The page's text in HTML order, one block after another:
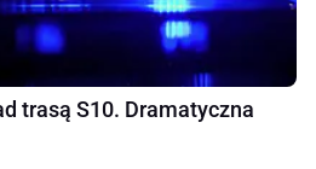
trasą S10. Dramatyczna